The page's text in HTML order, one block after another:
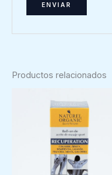
Productos relacionados